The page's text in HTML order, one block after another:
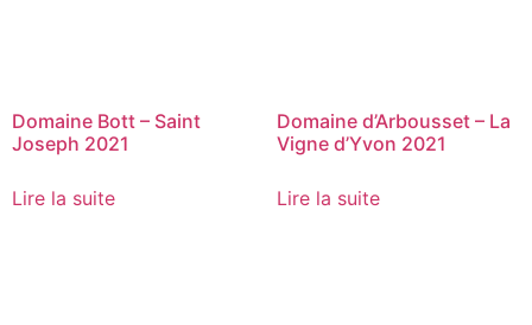
Domaine Bott – Saint
Joseph 2021
Lire la suite
Domaine d’Arbousset – La
Vigne d’Yvon 2021
Lire la suite